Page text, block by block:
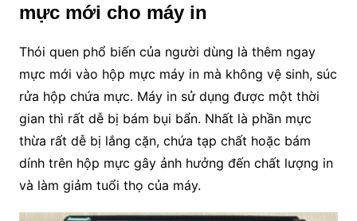
mực mới cho máy in
Thói quen phổ biến của người dùng là thêm ngay
mực mới vào hộp mực máy in mà không vệ sinh, súc
rửa hộp chứa mực. Máy in sử dụng được một thời
gian thì rất dễ bị bám bụi bẩn. Nhất là phần mực
thừa rất dễ bị lắng cặn, chứa tạp chất hoặc bám
dính trên hộp mực gây ảnh hưởng đến chất lượng in
và làm giảm tuổi thọ của máy.